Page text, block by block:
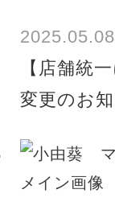
2025.05.08
【店舗統
変更のお